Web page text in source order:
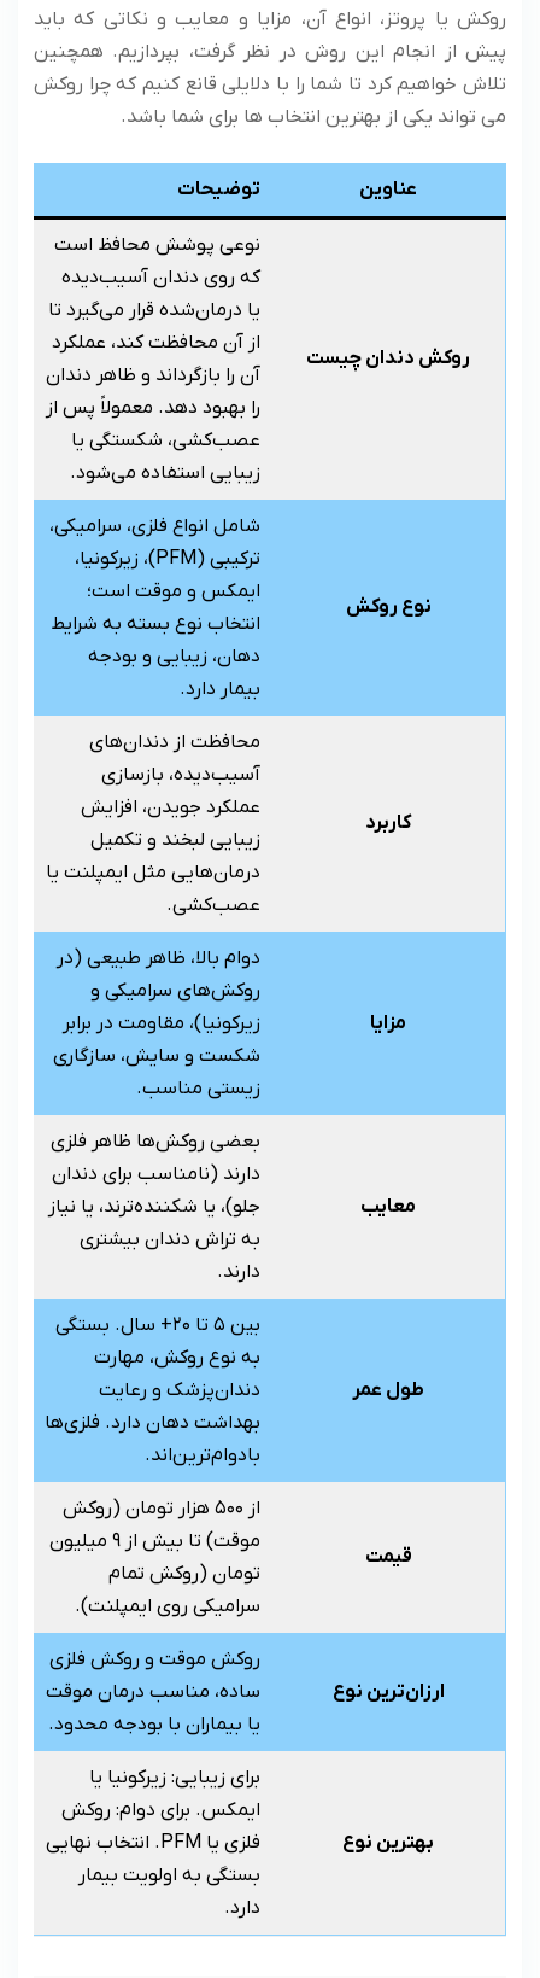
روکش یا پروتز، انواع آن، مزایا و معایب و نکاتی که باید
پیش از انجام این روش در نظر گرفت، بپردازیم. همچنین
تلاش خواهیم کرد تا شما را با دلایلی قانع کنیم که چرا روکش
می تواند یکی از بهترین انتخاب ها برای شما باشد.
عناوین توضیحات
روکش دندان چیست
نوعی پوشش محافظ است
که روی دندان آسیب‌دیده
یا درمان‌شده قرار می‌گیرد تا
از آن محافظت کند، عملکرد
آن را بازگرداند و ظاهر دندان
را بهبود دهد. معمولاً پس از
عصب‌کشی، شکستگی یا
زیبایی استفاده می‌شود.
نوع روکش
شامل انواع فلزی، سرامیکی،
ترکیبی (PFM)، زیرکونیا،
ایمکس و موقت است؛
انتخاب نوع بسته به شرایط
دهان، زیبایی و بودجه
بیمار دارد.
کاربرد
محافظت از دندان‌های
آسیب‌دیده، بازسازی
عملکرد جویدن، افزایش
زیبایی لبخند و تکمیل
درمان‌هایی مثل ایمپلنت یا
عصب‌کشی.
مزایا
دوام بالا، ظاهر طبیعی (در
روکش‌های سرامیکی و
زیرکونیا)، مقاومت در برابر
شکست و سایش، سازگاری
زیستی مناسب.
معایب
بعضی روکش‌ها ظاهر فلزی
دارند (نامناسب برای دندان
جلو)، یا شکننده‌ترند، یا نیاز
به تراش دندان بیشتری
دارند.
طول عمر
بین ۵ تا ۲۰+ سال. بستگی
به نوع روکش، مهارت
دندان‌پزشک و رعایت
بهداشت دهان دارد. فلزی‌ها
بادوام‌ترین‌اند.
قیمت
از ۵۰۰ هزار تومان (روکش
موقت) تا بیش از ۹ میلیون
تومان (روکش تمام
سرامیکی روی ایمپلنت).
ارزان‌ترین نوع
روکش موقت و روکش فلزی
ساده، مناسب درمان موقت
یا بیماران با بودجه محدود.
بهترین نوع
برای زیبایی: زیرکونیا یا
ایمکس. برای دوام: روکش
فلزی یا PFM. انتخاب نهایی
بستگی به اولویت بیمار
دارد.